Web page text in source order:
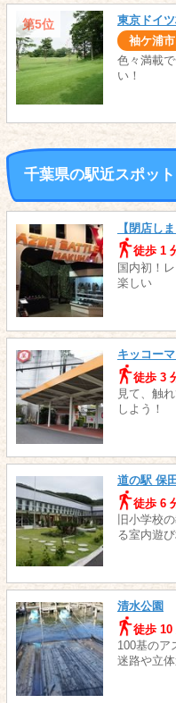
第5位 東京ドイ
袖ケ浦市
色々満載
い！
千葉県の駅近スポッ
【閉店し
徒歩 1
国内初！
楽しい
キッコー
徒歩 3
見て、触
しよう！
道の駅 保
徒歩 6
旧小学校
る室内遊
清水公園
徒歩 10
100基のア
迷路や立